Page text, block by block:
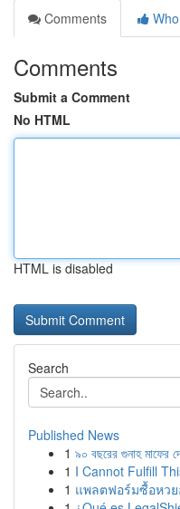
Comments
Comments
Submit a Comment
No HTML
HTML is disabled
Search
Published News
1 ৯০ বছরের গুনাহ মাফের
1 I Cannot Fulfill
1 แพลตฟอร์มซื้อหว